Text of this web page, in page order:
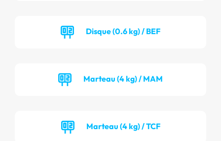
Disque (0.6 kg) / BEF
Marteau (4 kg) / MAM
Marteau (4 kg) / TCF